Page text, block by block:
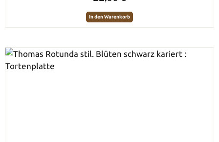
In den Warenkorb